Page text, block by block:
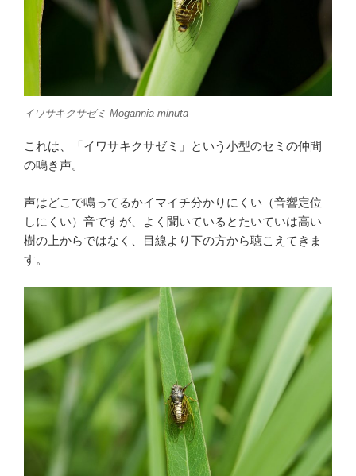
イワサキクサゼミ Mogannia minuta
これは、「イワサキクサゼミ」という小型のセミの仲間
の鳴き声。
声はどこで鳴ってるかイマイチ分かりにくい（音響定位
しにくい）音ですが、よく聞いているとたいていは高い
樹の上からではなく、目線より下の方から聴こえてきま
す。